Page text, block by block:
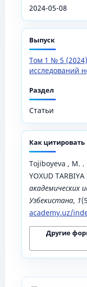
2024-05-08
Выпуск
Том 1 № 5
исследований
Раздел
Статьи
Как цитировать
Tojiboyeva , M. .
YOXUD
академических
Узбекистана, 1
academy.uz/
Другие